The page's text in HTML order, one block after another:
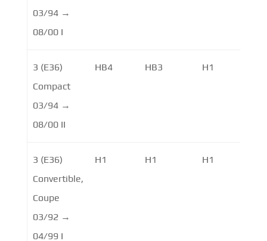
03/94 →
08/00 I
3 (E36)
Compact
03/94 →
08/00 II
HB4 HB3 H1
3 (E36)
Convertible,
Coupe
03/92 →
04/99 I
H1 H1 H1